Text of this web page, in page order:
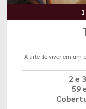
A arte de viver em um
2 e
59